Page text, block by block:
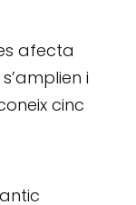
afecta
i
cinc